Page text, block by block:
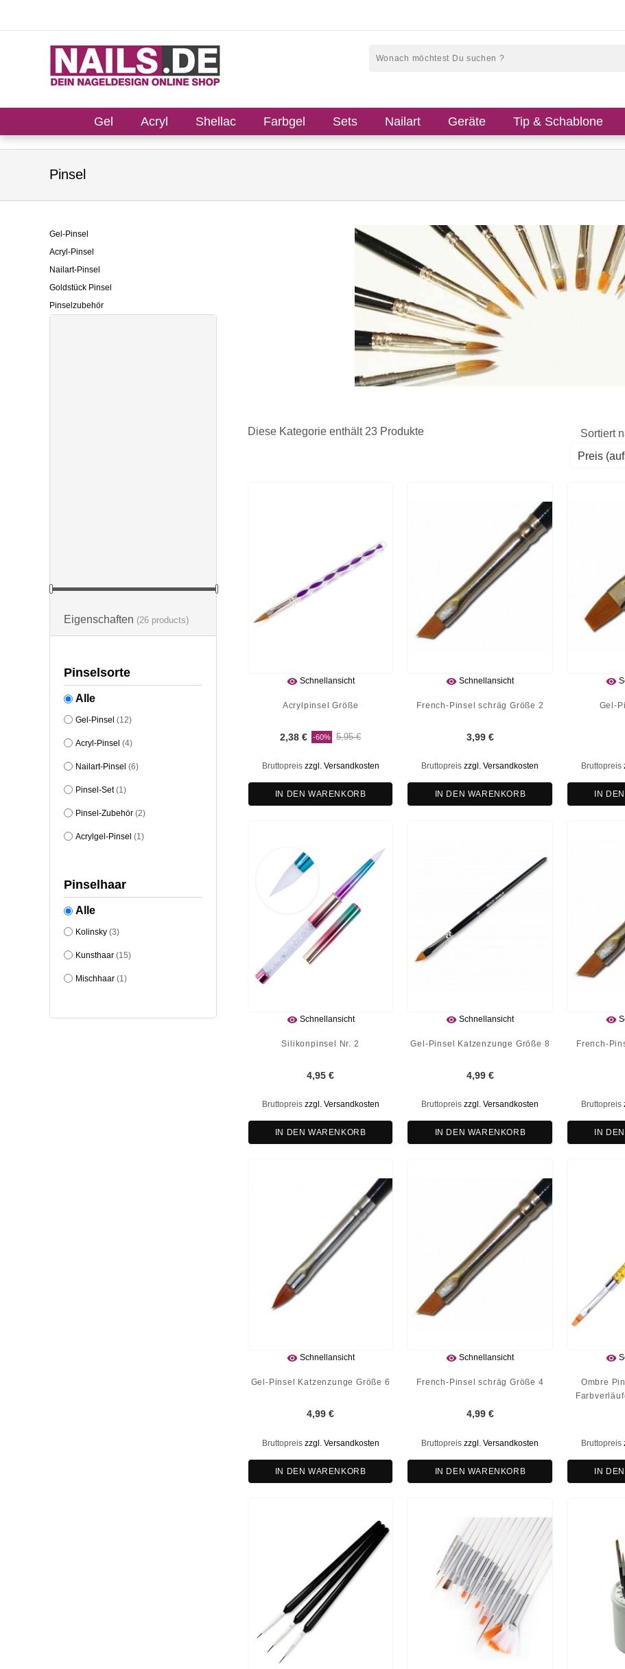
Gel Acryl Shellac Farbgel Sets Nailart Geräte Tip & Schablone
Pinsel
Gel-Pinsel
Acryl-Pinsel
Nailart-Pinsel
Goldstück Pinsel
Pinselzubehör
FILTERN NACH
Eigenschaften (26 products)
Pinselsorte
Alle
Gel-Pinsel (12)
Acryl-Pinsel (4)
Nailart-Pinsel (6)
Pinsel-Set(1)
Pinsel-Zubehör (2)
Acrylgel-Pinsel (1)
Pinselhaar
Alle
Kolinsky (3)
Kunsthaar (15)
Mischhaar (1)
Diese Kategorie enthält 23 Produkte
Sortiert
Preis
Schnellansicht
Acrylpinsel Größe
2,38 € -60% 5,95 €
Bruttopreis zzgl. Versandkosten
IN DEN WARENKORB
 Schnellansicht
French-Pinsel schräg Größe 2
3,99 €
Bruttopreiszzgl. Versandkosten
IN DEN WARENKORB

Gel-
Bruttopreis
IN
Schnellansicht
Silikonpinsel Nr. 2
4,95 €
Bruttopreis zzgl. Versandkosten
IN DEN WARENKORB
 Schnellansicht
Gel-Pinsel Katzenzunge Größe 8
4,99 €
Bruttopreiszzgl. Versandkosten
IN DEN WARENKORB

French-
Bruttopreis
IN
Schnellansicht
Gel-Pinsel Katzenzunge Größe 6
4,99 €
Bruttopreis zzgl. Versandkosten
IN DEN WARENKORB
 Schnellansicht
French-Pinsel schräg Größe 4
4,99 €
Bruttopreiszzgl. Versandkosten
IN DEN WARENKORB

Ombre
Bruttopreis
IN